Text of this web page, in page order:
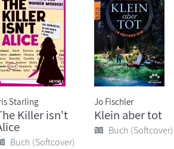
Starling
Killer isn't
Buch (Softcover)
Jo Fischler
Klein aber tot
Buch (Softcover)